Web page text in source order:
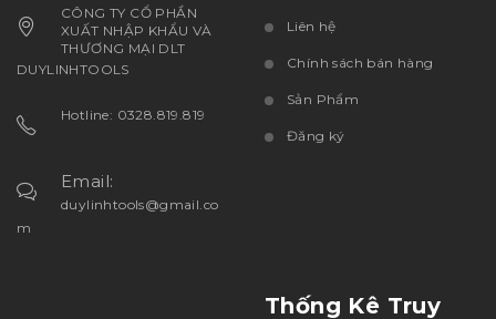
CÔNG TY CỔ PHẦN
XUẤT NHẬP KHẨU VÀ
THƯƠNG MẠI DLT
DUYLINHTOOLS
Hotline: 0328.819.819
Email:
duylinhtools@gmail.co
m
Liên hệ
Chính sách bán hàng
Sản Phẩm
Đăng ký
Thống Kê Truy